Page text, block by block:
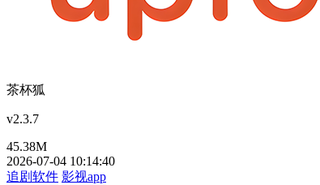
茶杯狐
v2.3.7
45.38M
2026-07-04 10:14:40
追剧软件 影视app